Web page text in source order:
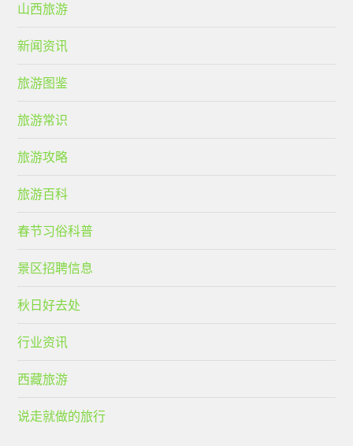
山西旅游
新闻资讯
旅游图鉴
旅游常识
旅游攻略
旅游百科
春节习俗科普
景区招聘信息
秋日好去处
行业资讯
西藏旅游
说走就做的旅行